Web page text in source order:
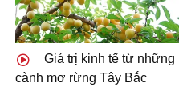
Giá trị kinh tế từ những
cành mơ rừng Tây Bắc